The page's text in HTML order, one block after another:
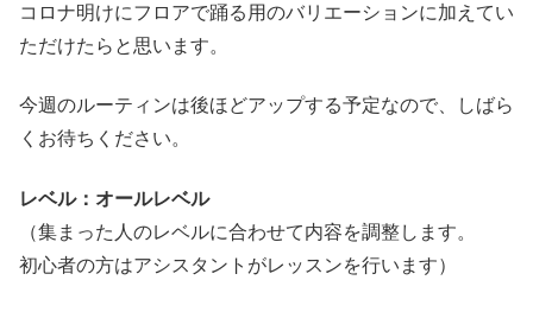
コロナ明けにフロアで踊る用のバリエーションに加えてい
ただけたらと思います。
今週のルーティンは後ほどアップする予定なので、しばら
くお待ちください。
レベル：オールレベル
（集まった人のレベルに合わせて内容を調整します。
初心者の方はアシスタントがレッスンを行います）